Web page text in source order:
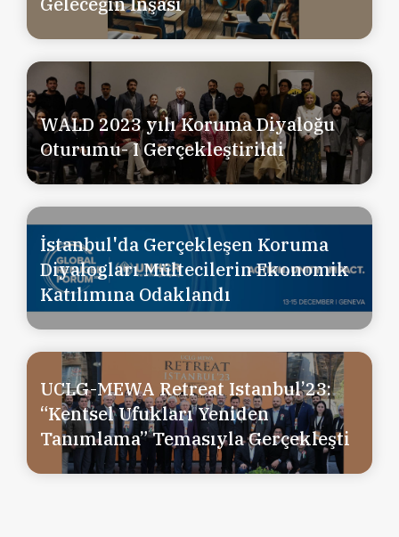
WALD 2023 yılı Koruma Diyaloğu
Oturumu- I Gerçekleştirildi
İstanbul'da Gerçekleşen Koruma
Diyalogları Mültecilerin Ekonomik
Katılımına Odaklandı
UCLG-MEWA Retreat Istanbul’23:
“Kentsel Ufukları Yeniden
Tanımlama” Temasıyla Gerçekleşti